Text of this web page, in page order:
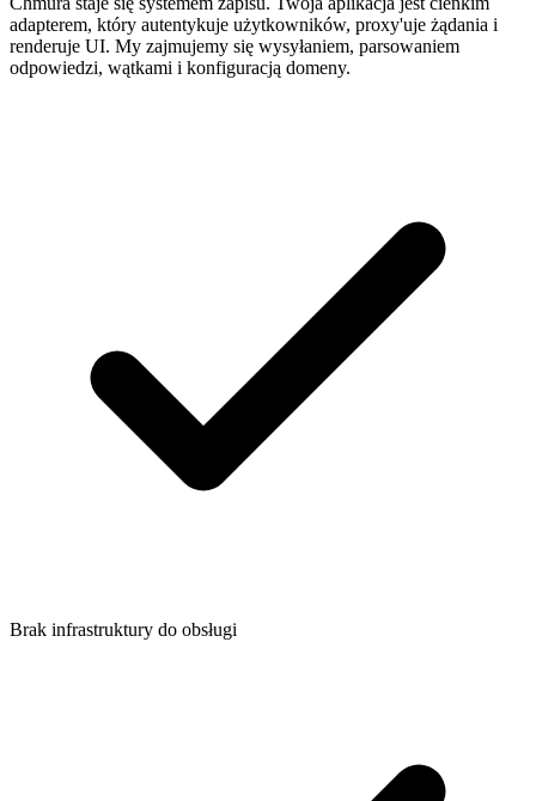
adapterem, który autentykuje użytkowników, proxy'uje żądania i
renderuje UI. My zajmujemy się wysyłaniem, parsowaniem
odpowiedzi, wątkami i konfiguracją domeny.
Brak infrastruktury do obsługi